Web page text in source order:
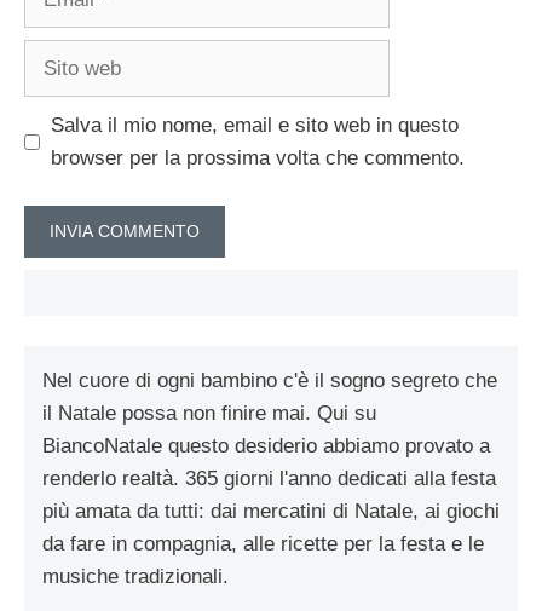
Sito
Salva il mio nome, email e sito web in questo
browser per la prossima volta che commento.
Nel cuore di ogni bambino c'è il sogno segreto che
il Natale possa non finire mai. Qui su
BiancoNatale questo desiderio abbiamo provato a
renderlo realtà. 365 giorni l'anno dedicati alla festa
più amata da tutti: dai mercatini di Natale, ai giochi
da fare in compagnia, alle ricette per la festa e le
musiche tradizionali.